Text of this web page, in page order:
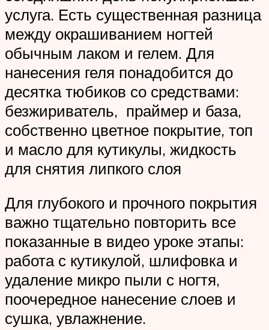
услуга. Есть существенная разница
между окрашиванием ногтей
обычным лаком и гелем. Для
нанесения геля понадобится до
десятка тюбиков со средствами:
безжириватель, праймер и база,
собственно цветное покрытие, топ
и масло для кутикулы, жидкость
для снятия липкого слоя
Для глубокого и прочного покрытия
важно тщательно повторить все
показанные в видео уроке этапы:
работа с кутикулой, шлифовка и
удаление микро пыли с ногтя,
поочередное нанесение слоев и
сушка, увлажнение.